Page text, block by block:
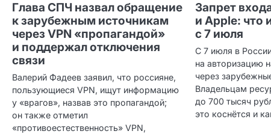
Глава СПЧ назвал обращение
к зарубежным источникам
через VPN «пропагандой»
и поддержал отключения
связи
Валерий Фадеев заявил, что россияне,
пользующиеся VPN, ищут информацию
у «врагов», назвав это пропагандой;
он также отметил
«противоестественность» VPN,
Запрет
и Apple: что
с 7 июля
С 7 июля в
на авторизацию
через
Владельцам
до 700 тысяч
это коснётся и